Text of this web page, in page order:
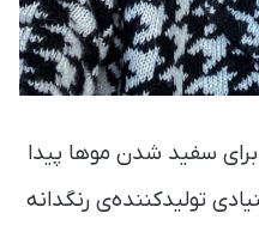
سفید شدن موها پیدا
تولید‌کننده‌ی رنگدانه